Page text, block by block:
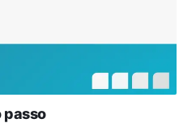
passo